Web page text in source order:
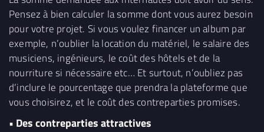
Pensez à bien calculer la somme dont vous aurez besoin
pour votre projet. Si vous voulez financer un album par
exemple, n’oublier la location du matériel, le salaire des
musiciens, ingénieurs, le coût des hôtels et de la
nourriture si nécessaire etc… Et surtout, n’oubliez pas
d’inclure le pourcentage que prendra la plateforme que
vous choisirez, et le coût des contreparties promises.
• Des contreparties attractives